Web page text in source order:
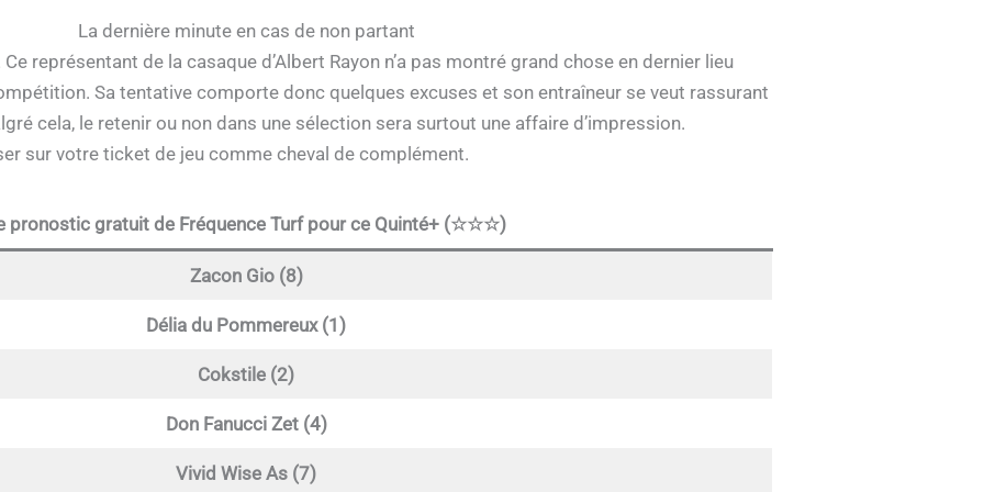
La dernière minute en cas de non partant
représentant de la casaque d’Albert Rayon n’a pas montré grand chose en dernier lieu
Sa tentative comporte donc quelques excuses et son entraîneur se veut rassurant
cela, le retenir ou non dans une sélection sera surtout une affaire d’impression.
sur votre ticket de jeu comme cheval de complément.
pronostic gratuit de Fréquence Turf pour ce Quinté+ (☆☆☆)
Zacon Gio (8)
Délia du Pommereux (1)
Cokstile (2)
Don Fanucci Zet (4)
Vivid Wise As (7)